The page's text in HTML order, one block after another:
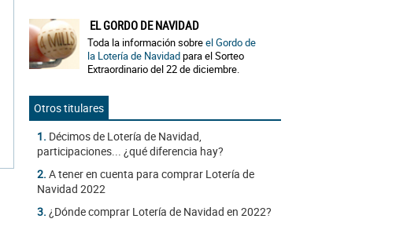
EL GORDO DE NAVIDAD
Toda la información sobreel Gordo de
la Lotería de Navidadpara el Sorteo
Extraordinario del 22 de diciembre.
Otros titulares
1. Décimos de Lotería de Navidad,
participaciones... ¿qué diferencia hay?
2. A tener en cuenta para comprar Lotería de
Navidad 2022
3. ¿Dónde comprar Lotería de Navidad en 2022?